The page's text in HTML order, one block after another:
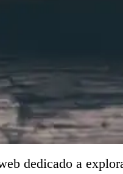
dedicado a